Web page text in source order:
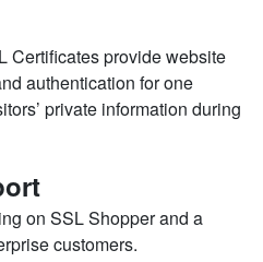
Certificates provide website
authentication for one
private information during
on SSL Shopper and a
customers.